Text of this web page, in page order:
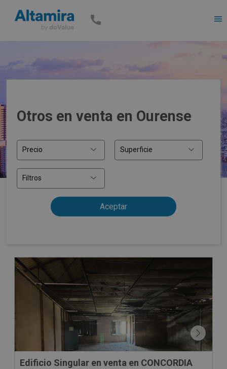
Otros en venta en Ourense
Precio Superficie
Filtros
Edificio Singular en venta en CONCORDIA